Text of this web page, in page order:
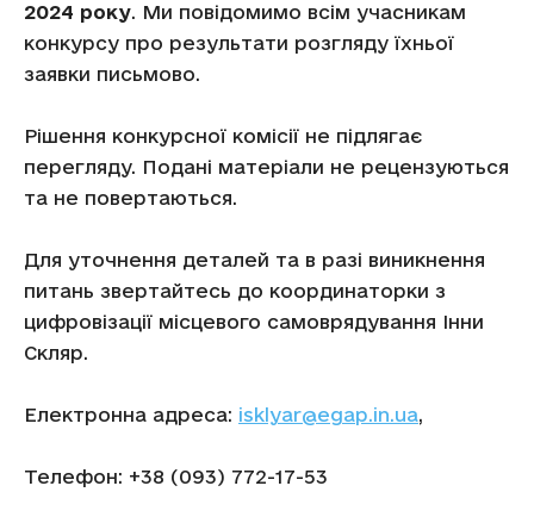
2024 року. Ми повідомимо всім учасникам
конкурсу про результати розгляду їхньої
заявки письмово.
Рішення конкурсної комісії не підлягає
перегляду. Подані матеріали не рецензуються
та не повертаються.
Для уточнення деталей та в разі виникнення
питань звертайтесь до координаторки з
цифровізації місцевого самоврядування Інни
Скляр.
Електронна адреса: isklyar@egap.in.ua,
Телефон: +38 (093) 772-17-53